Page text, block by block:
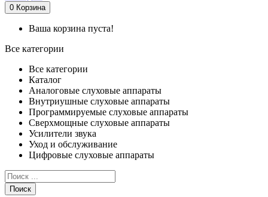
0 Корзина
Ваша корзина пуста!
Все категории
Все категории
Каталог
Аналоговые слуховые аппараты
Внутриушные слуховые аппараты
Программируемые слуховые аппараты
Сверхмощные слуховые аппараты
Усилители звука
Уход и обслуживание
Цифровые слуховые аппараты
Поиск